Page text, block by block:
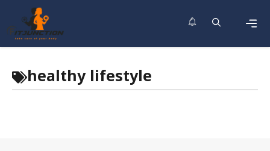
content
healthy lifestyle